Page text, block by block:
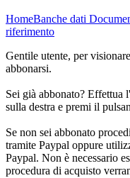
HomeBanche dati
riferimento
Gentile utente, per
abbonarsi.
Sei già abbonato? Effettua
sulla destra e premi il
Se non sei abbonato
tramite Paypal oppure
Paypal. Non è necessario
procedura di acquisto